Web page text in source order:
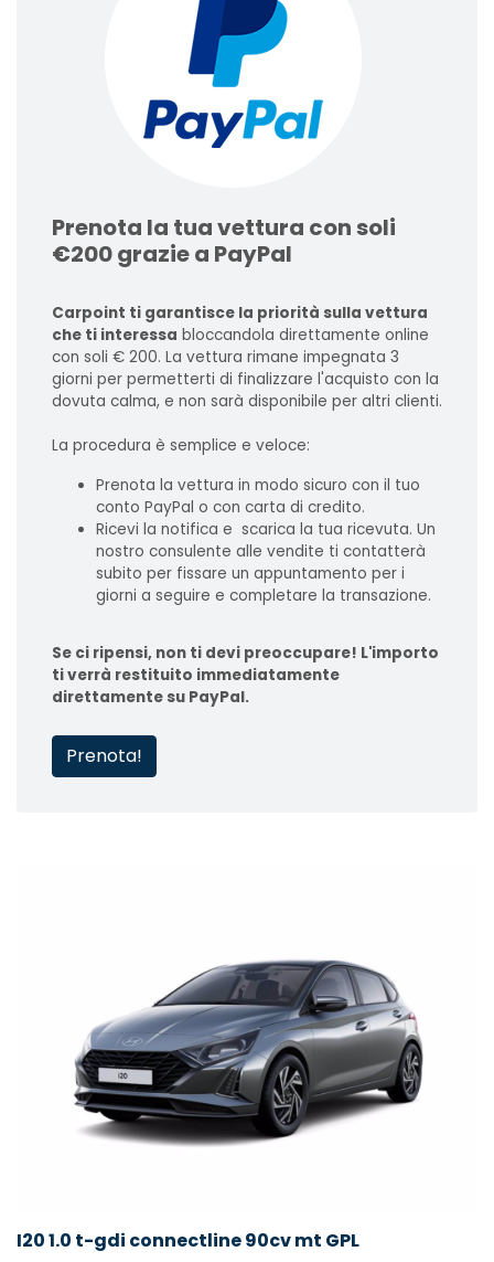
Prenota la tua vettura con soli
€200 grazie a PayPal
Carpoint ti garantisce la priorità sulla vettura
che ti interessa bloccandola direttamente online
con soli € 200. La vettura rimane impegnata 3
giorni per permetterti di finalizzare l'acquisto con la
dovuta calma, e non sarà disponibile per altri clienti.
La procedura è semplice e veloce:
Prenota la vettura in modo sicuro con il tuo
conto PayPal o con carta di credito.
Ricevi la notifica e scarica la tua ricevuta. Un
nostro consulente alle vendite ti contatterà
subito per fissare un appuntamento per i
giorni a seguire e completare la transazione.
Se ci ripensi, non ti devi preoccupare! L'importo
ti verrà restituito immediatamente
direttamente su PayPal.
Prenota!
I20 1.0 t-gdi connectline 90cv mt GPL